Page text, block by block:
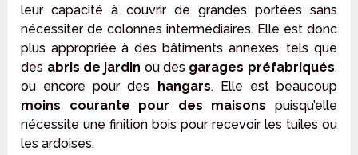
leur capacité à couvrir de grandes portées sans
nécessiter de colonnes intermédiaires. Elle est donc
plus appropriée à des bâtiments annexes, tels que
des abris de jardin ou des garages préfabriqués,
ou encore pour des
hangars. Elle est beaucoup
moins courante pour des maisons puisqu’elle
nécessite une finition bois pour recevoir les tuiles ou
les ardoises.